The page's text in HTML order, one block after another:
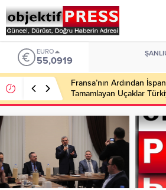
EURO
55,0919
Fransa’nın Ardından
Tamamlayan Uçaklar